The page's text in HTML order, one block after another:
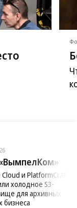
и PlatformCraft
холодное S3-
для архивных
бизнеса